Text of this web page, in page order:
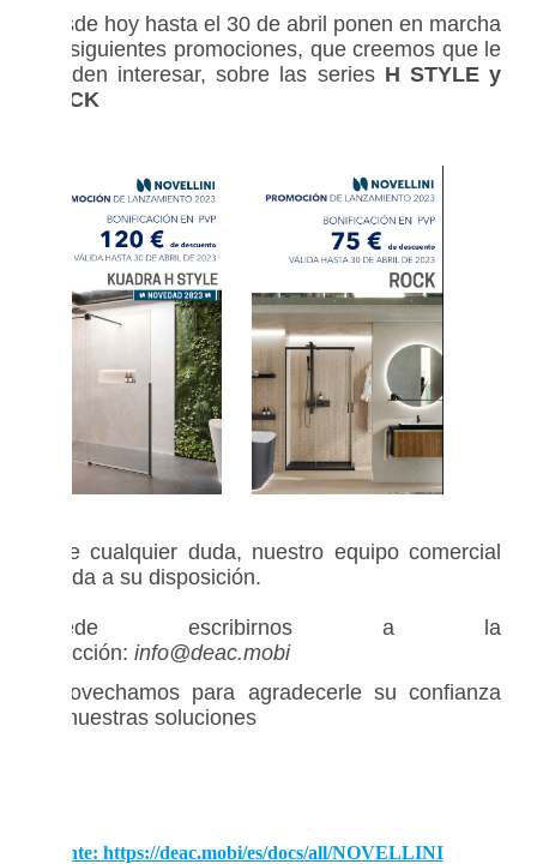
Desde hoy hasta el 30 de abril ponen en marcha
las siguientes promociones, que creemos que le
pueden interesar, sobre las series H STYLE y
ROCK
Ante cualquier duda, nuestro equipo comercial
queda a su disposición.
Puede escribirnos a la
dirección: info@deac.mobi
Aprovechamos para agradecerle su confianza
en nuestras soluciones
Fuente: https://deac.mobi/es/docs/all/NOVELLINI